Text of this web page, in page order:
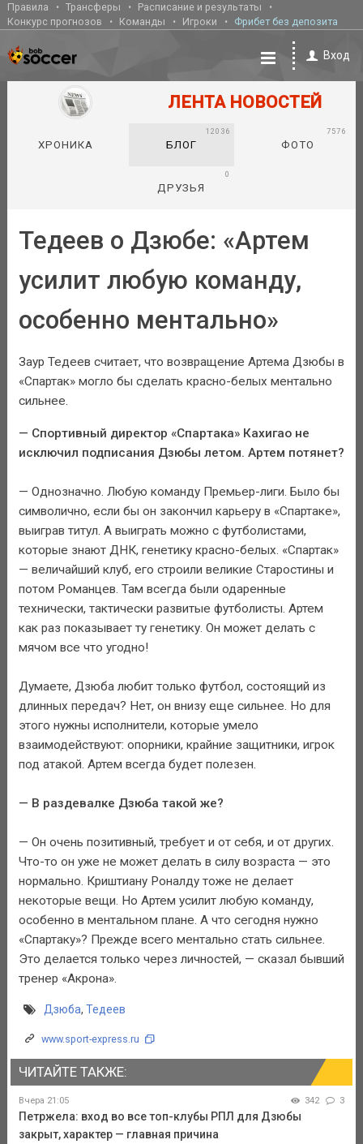
Правила Трансферы
Расписание и результаты
Конкурс прогнозов
Команды Игроки Фрибет без депозита
Вход
ЛЕНТА НОВОСТЕЙ
ХРОНИКА БЛОГ
12036
ФОТО
7576
ДРУЗЬЯ
0
Тедеев о Дзюбе: «Артем
усилит любую команду,
особенно ментально»
Заур Тедеев считает, что возвращение Артема Дзюбы в
«Спартак» могло бы сделать красно-белых ментально
сильнее.
— Спортивный директор «Спартака» Кахигао не
исключил подписания Дзюбы летом. Артем потянет?
— Однозначно. Любую команду Премьер-лиги. Было бы
символично, если бы он закончил карьеру в «Спартаке»,
выиграв титул. А выиграть можно с футболистами,
которые знают ДНК, генетику красно-белых. «Спартак»
— величайший клуб, его строили великие Старостины и
потом Романцев. Там всегда были одаренные
технически, тактически развитые футболисты. Артем
как раз показывает ту генетику. Он может делать с
мячом все что угодно!
Думаете, Дзюба любит только футбол, состоящий из
длинных передач? Нет, он внизу еще сильнее. Но для
этого нужны исполнители, которые умело
взаимодействуют: опорники, крайние защитники, игрок
под атакой. Артем всегда будет полезен.
— В раздевалке Дзюба такой же?
— Он очень позитивный, требует и от себя, и от других.
Что-то он уже не может делать в силу возраста — это
нормально. Криштиану Роналду тоже не делает
некоторые вещи. Но Артем усилит любую команду,
особенно в ментальном плане. А что сегодня нужно
«Спартаку»? Прежде всего ментально стать сильнее.
Это делается только через личностей, — сказал бывший
тренер «Акрона».
Дзюба, Тедеев
www.sport-express.ru
ЧИТАЙТЕ ТАКЖЕ:
Вчера 21:05 342 3
Петржела: вход во все топ-клубы РПЛ для Дзюбы
закрыт, характер — главная причина